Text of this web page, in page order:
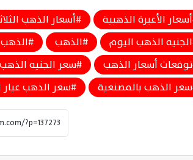
أسعار الأعيرة الذهبية أسعار الذهب
الجنيه الذهب اليوم
الذهب
توقعات أسعار الذهب
سعر الجنيه الذهب
سعر الذهب بالمصنعية
سعر الذهب عيار 21